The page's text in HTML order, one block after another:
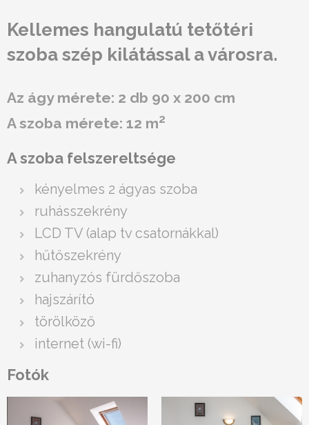
Kellemes hangulatú tetőtéri
szoba szép kilátással a városra.
Az ágy mérete: 2 db 90 x 200 cm
A szoba mérete: 12 m2
A szoba felszereltsége
kényelmes 2 ágyas szoba
ruhásszekrény
LCD TV (alap tv csatornákkal)
hűtőszekrény
zuhanyzós fürdőszoba
hajszárító
törölköző
internet (wi-fi)
Fotók